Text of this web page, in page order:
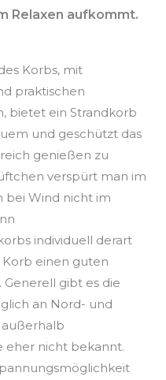
Relaxen aufkommt.
Korbs, mit
praktischen
bietet ein Strandkorb
und geschützt das
genießen zu
verspürt man im
bei Wind nicht im
individuell derart
einen guten
gibt es die
an Nord- und
außerhalb
eher nicht bekannt.